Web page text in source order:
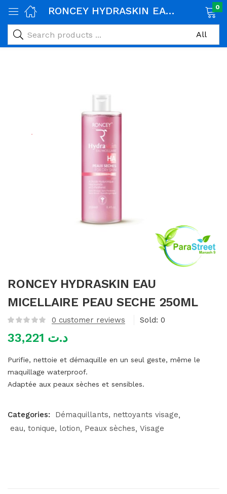
alimentaires)
RONCEY HYDRASKIN EAU MICELLAIRE PEAU SECHE 250ML 0
RONCEY HYDRASKIN EAU
MICELLAIRE PEAU SECHE 250ML
0 customer reviews Sold: 0
د.ت
Purifie, nettoie et démaquille en un seul geste, même le
maquillage waterproof.
Adaptée aux peaux sèches et sensibles.
Categories:
Démaquillants, nettoyants visage
eau, tonique, lotion
Peaux sèches Visage